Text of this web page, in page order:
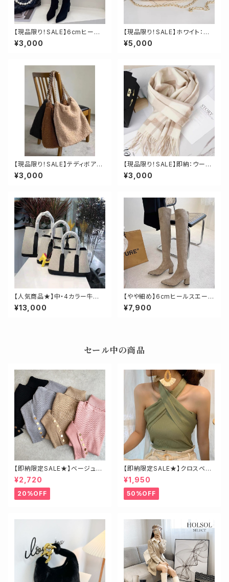
【現品限り！SALE】6cmヒール
スエード調ニーハイロングブー
ツ 23.5cm
¥3,000
【現品限り！SALE】ホワイト：羊
毛100%高品質ウールボアハン
ドバッグ再入荷！
¥5,000
【現品限り！SALE】テディボアチ
ェーンストラップバッグ
¥3,000
【現品限り！SALE】即納：ウール
ロングチェックマフラー
¥3,000
【人気商品★】中・4カラー牛革ド
ッキングトート【サイズ中】
¥13,000
【やや細め】6cmヒールスエード
調ニーハイロングブーツ
¥7,900
セール中の商品
【即納限定SALE★】ベージュ・
ゴールド釦ハイネックニット
¥2,720
20%OFF
【即納限定SALE★】クロスベア
トップス
¥1,950
50%OFF